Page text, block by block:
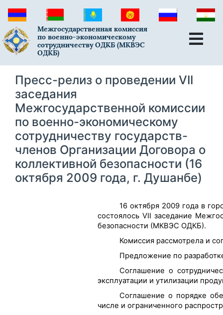
Межгосударственная комиссия
по военно-экономическому
сотрудничеству ОДКБ (МКВЭС
ОДКБ)
Пресс-релиз о проведении VII
заседания
Межгосударственной комиссии
по военно-экономическому
сотрудничеству государств-
членов Организации Договора о
коллективной безопасности (16
октября 2009 года, г. Душанбе)
16 октября 2009 года в
состоялось VII заседание
безопасности (МКВЭС ОДКБ).
Комиссия рассмотрела и
Предложение по
Соглашение о
эксплуатации и утилизации
Соглашение о порядке
числе и ограниченного